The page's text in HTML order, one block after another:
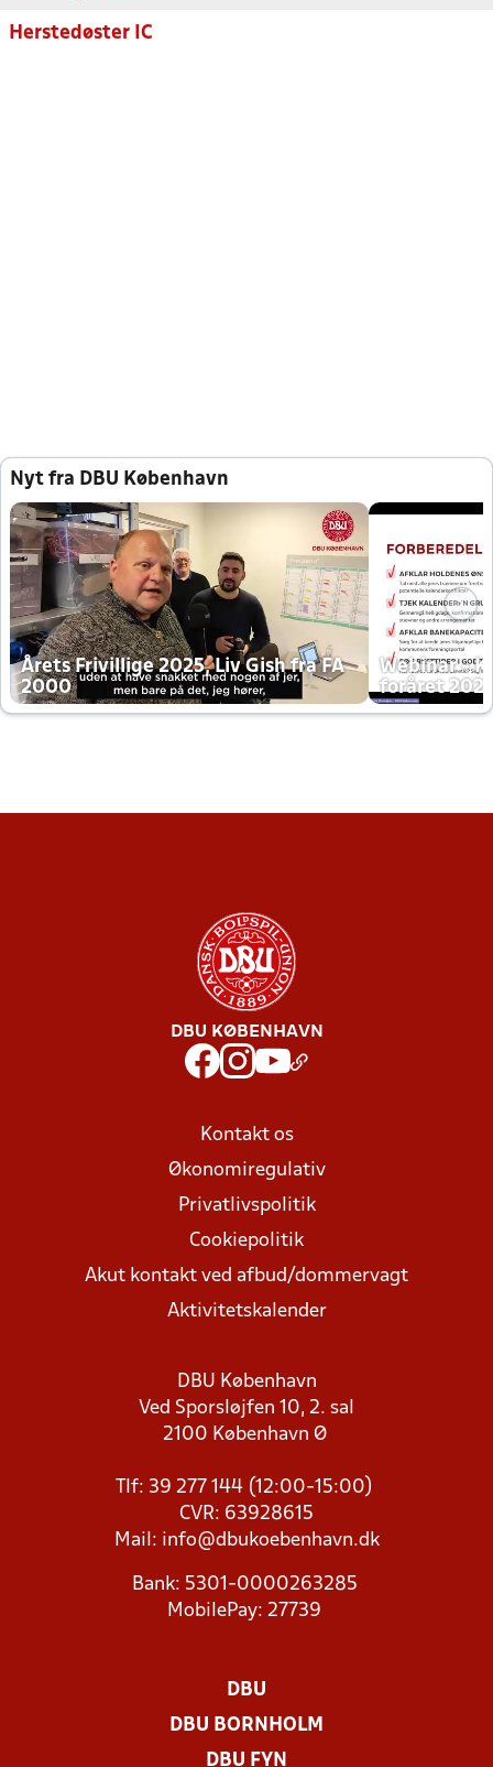
Herstedøster IC
Nyt fra DBU København
Årets Frivillige 2025, Liv Gish fra FA
2000
Webinar -
foråret
DBU KØBENHAVN
Kontakt os
Økonomiregulativ
Privatlivspolitik
Cookiepolitik
Akut kontakt ved afbud/dommervagt
Aktivitetskalender
DBU København
Ved Sporsløjfen 10, 2. sal
2100 København Ø
Tlf: 39 277 144 (12:00-15:00)
CVR: 63928615
Mail: info@dbukoebenhavn.dk
Bank: 5301-0000263285
MobilePay: 27739
DBU
DBU BORNHOLM
DBU FYN